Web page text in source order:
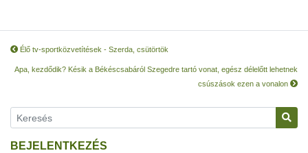
Élő tv-sportközvetítések - Szerda, csütörtök
Apa, kezdődik? Késik a Békéscsabáról Szegedre tartó vonat, egész délelőtt lehetnek
csúszások ezen a vonalon
BEJELENTKEZÉS